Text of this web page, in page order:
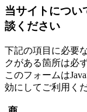
当サイトについ
談ください
下記の項目に必要
クがある箇所は必
このフォームは
効にしてご利用く